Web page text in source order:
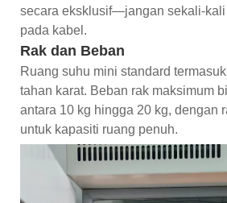
secara eksklusif—jangan sekali-kali
pada kabel.
Rak dan Beban
Ruang suhu mini standard
tahan karat. Beban rak maksimum
antara 10 kg hingga 20 kg, dengan
untuk kapasiti ruang penuh.